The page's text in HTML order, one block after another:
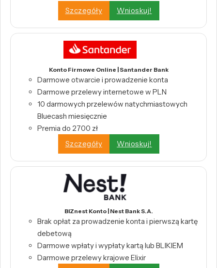
Szczegóły
Wnioskuj!
Konto Firmowe Online | Santander Bank
Darmowe otwarcie i prowadzenie konta
Darmowe przelewy internetowe w PLN
10 darmowych przelewów natychmiastowych
Bluecash miesięcznie
Premia do 2700 zł
Szczegóły
Wnioskuj!
BIZnest Konto | Nest Bank S.A.
Brak opłat za prowadzenie konta i pierwszą kartę
debetową
Darmowe wpłaty i wypłaty kartą lub BLIKIEM
Darmowe przelewy krajowe Elixir